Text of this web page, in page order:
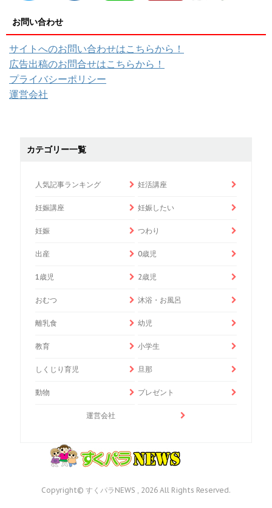
お問い合わせ
サイトへのお問い合わせはこちらから！
広告出稿のお問合せはこちらから！
プライバシーポリシー
運営会社
カテゴリー一覧
人気記事ランキング 妊活講座
妊娠講座 妊娠したい
妊娠 つわり
出産 0歳児
1歳児 2歳児
おむつ 沐浴・お風呂
離乳食 幼児
教育 小学生
しくじり育児 旦那
動物 プレゼント
運営会社
Copyright© すくパラNEWS , 2026 All Rights Reserved.